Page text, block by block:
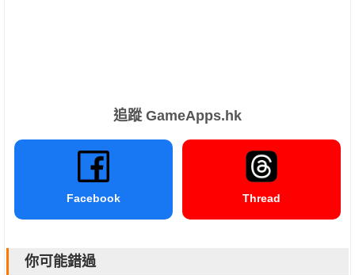
追蹤 GameApps.hk
Facebook Thread
你可能錯過